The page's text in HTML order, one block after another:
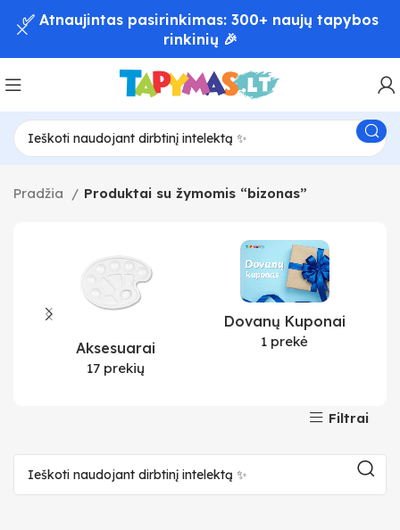
Pradžia Produktai su žymomis “bizonas”
Aksesuarai
17 prekių
Dovanų Kuponai
1 prekė
Filtrai
✅ Atnaujintas pasirinkimas: 300+ naujų tapybos
rinkinių 🎉